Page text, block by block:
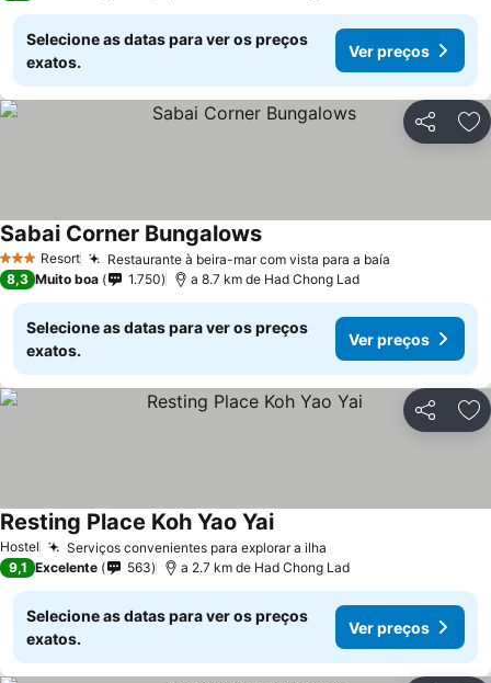
Selecione as datas para ver os preços
exatos.
Ver preços
Partilhar
3 EstrelasResort Restaurante à beira-mar com vista para a baía
Sabai Corner BungalowsVer preços
8,3 Muito boa 1.750 a 8.7 km de Had Chong Lad
Selecione as datas para ver os preços
exatos.
Ver preços
Partilhar
Hostel Serviços convenientes para explorar a ilha
Resting Place Koh Yao YaiVer preços
9,1 Excelente 563 a 2.7 km de Had Chong Lad
Selecione as datas para ver os preços
exatos.
Ver preços